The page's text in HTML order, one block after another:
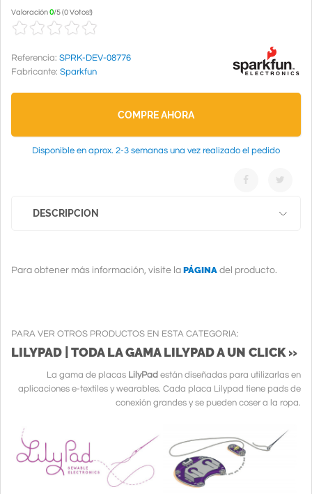
Valoración0/5(0 Votos!)
Referencia: SPRK-DEV-08776
Fabricante: Sparkfun
COMPRE AHORA
Disponible en aprox. 2-3 semanas una vez realizado el pedido
DESCRIPCION
Para obtener más información, visite la PÁGINA del producto.
PARA VER OTROS PRODUCTOS EN ESTA CATEGORIA:
LILYPAD | TODA LA GAMA LILYPAD A UN CLICK »
La gama de placas LilyPad están diseñadas para utilizarlas en
aplicaciones e-textiles y wearables. Cada placa Lilypad tiene pads de
conexión grandes y se pueden coser a la ropa.